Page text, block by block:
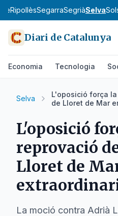
RipollèsSegarraSegriàSelva
Diari de Catalunya
Economia Tecnologia
Selva
L'oposició força
de Lloret de Mar
L'oposició
reprovació
Lloret de
La moció contra Adrià